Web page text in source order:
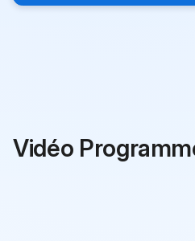
Vidéo